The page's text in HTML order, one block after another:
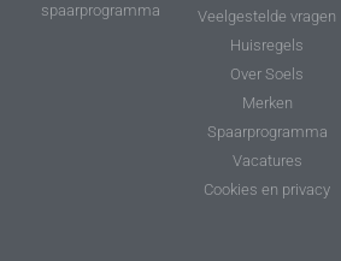
spaarprogramma
Veelgestelde vragen
Huisregels
Over Soels
Merken
Spaarprogramma
Vacatures
Cookies en privacy